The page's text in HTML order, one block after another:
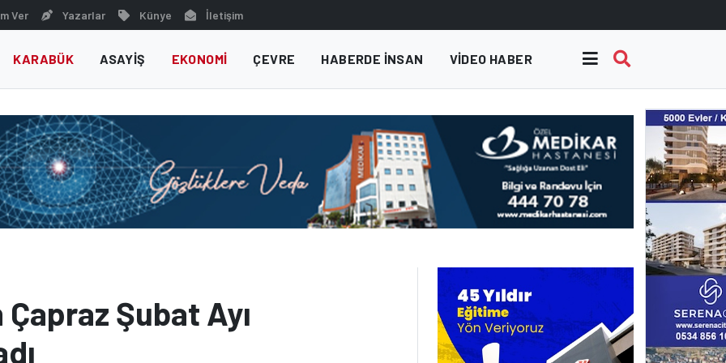
Ver Yazarlar Künye İletişim
KARABÜK ASAYIŞ EKONOMI ÇEVRE HABERDE INSAN VIDEO HABER
Çapraz Şubat Ayı